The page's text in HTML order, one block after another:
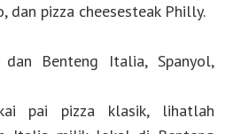
dan pizza cheesesteak Philly.
Benteng Italia, Spanyol,
pai pizza klasik, lihatlah